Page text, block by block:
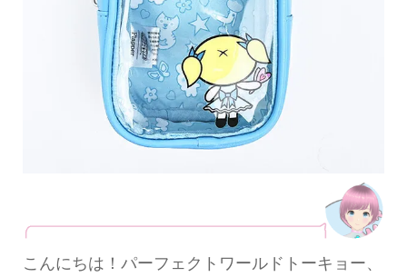
こんにちは！パーフェクトワールドトーキョー、